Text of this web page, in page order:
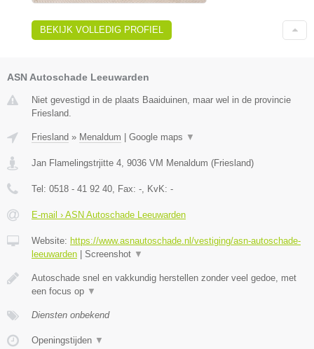
BEKIJK VOLLEDIG PROFIEL
ASN Autoschade Leeuwarden
Niet gevestigd in de plaats Baaiduinen, maar wel in de provincie
Friesland.
Friesland » Menaldum | Google maps ▼
Jan Flamelingstrjitte 4 9036 VM Menaldum (Friesland)
Tel: 0518 - 41 92 40 , Fax: - , KvK: -
E-mail › ASN Autoschade Leeuwarden
Website: https://www.asnautoschade.nl/vestiging/asn-autoschade-
leeuwarden | Screenshot ▼
Autoschade snel en vakkundig herstellen zonder veel gedoe, met
een focus op ▼
Diensten onbekend
Openingstijden ▼